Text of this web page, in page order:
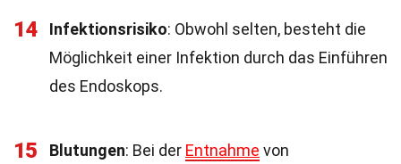
14 Infektionsrisiko: Obwohl selten, besteht die
Möglichkeit einer Infektion durch das Einführen
des Endoskops.
15 Blutungen: Bei der Entnahme von